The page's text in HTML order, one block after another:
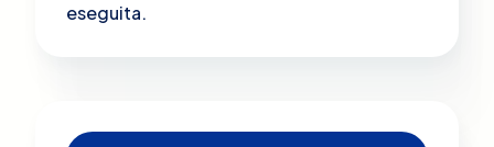
eseguita.